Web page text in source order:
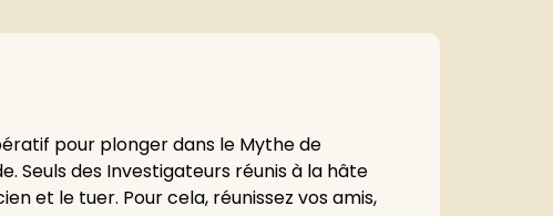
pour plonger dans le Mythe de
Seuls des Investigateurs réunis à la hâte
et le tuer. Pour cela, réunissez vos amis,